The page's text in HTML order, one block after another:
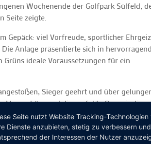
Wochenende der Golfpark Sülfeld,
Seite zeigte.
Gepäck: viel Vorfreude, sportlicher
Anlage präsentierte sich in
ideale Voraussetzungen für ein
Sieger geehrt und über
Atmosphäre und die perfekte Organisation
Sülfeld für die herzliche
Seite nutzt Website Tracking-
Dienste anzubieten, stetig zu verbessern
der Interessen der Nutzer